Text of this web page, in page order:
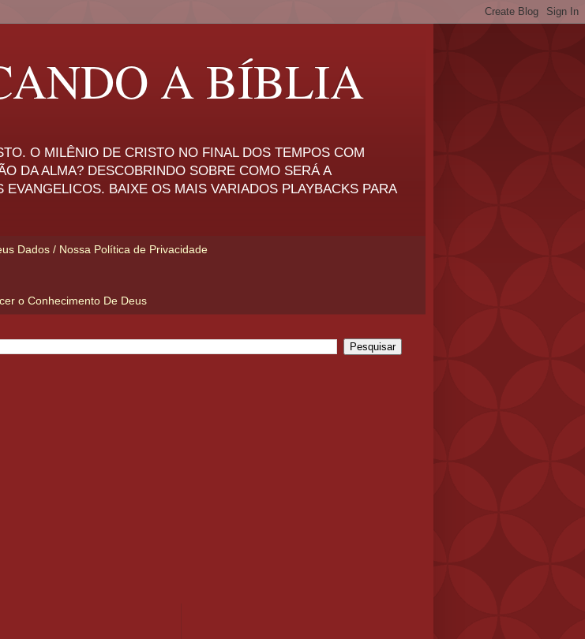
A BÍBLIA
O MILÊNIO DE CRISTO NO FINAL DOS TEMPOS COM
DA ALMA? DESCOBRINDO SOBRE COMO SERÁ A
BAIXE OS MAIS VARIADOS PLAYBACKS PARA
Dados / Nossa Política de Privacidade
o Conhecimento De Deus